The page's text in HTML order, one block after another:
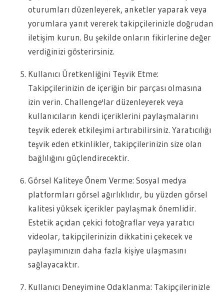
oturumları düzenleyerek, anketler yaparak veya
yorumlara yanıt vererek takipçilerinizle doğrudan
iletişim kurun. Bu şekilde onların fikirlerine değer
verdiğinizi gösterirsiniz.
Kullanıcı Üretkenliğini Teşvik Etme:
Takipçilerinizin de içeriğin bir parçası olmasına
izin verin. Challenge'lar düzenleyerek veya
kullanıcıların kendi içeriklerini paylaşmalarını
teşvik ederek etkileşimi artırabilirsiniz. Yaratıcılığı
teşvik eden etkinlikler, takipçilerinizin size olan
bağlılığını güçlendirecektir.
Görsel Kaliteye Önem Verme: Sosyal medya
platformları görsel ağırlıklıdır, bu yüzden görsel
kalitesi yüksek içerikler paylaşmak önemlidir.
Estetik açıdan çekici fotoğraflar veya yaratıcı
videolar, takipçilerinizin dikkatini çekecek ve
paylaşımınızın daha fazla kişiye ulaşmasını
sağlayacaktır.
Kullanıcı Deneyimine Odaklanma: Takipçilerinizle